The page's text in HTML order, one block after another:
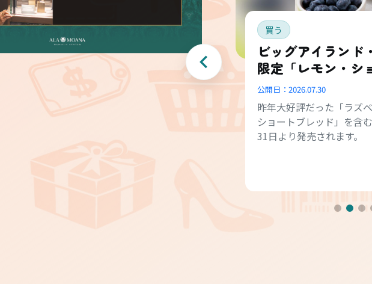
買う
ビッグアイランド・
限定「レモン・シ
ド・コンボ・ボッ
公開日： 2026.07.30
昨年大好評だった「ラズ
ショートブレッド」を含
31日より発売されます。